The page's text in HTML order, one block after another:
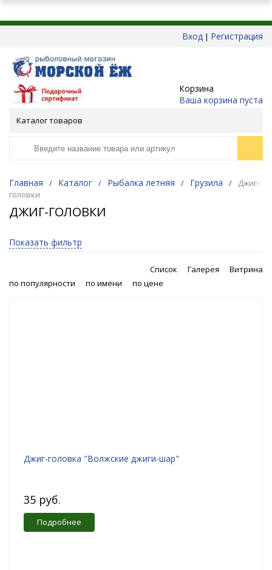
Вход | Регистрация
Корзина
Ваша корзина пуста
Каталог товаров
Главная / Каталог / Рыбалка летняя / Грузила /
Джиг-
головки
ДЖИГ-ГОЛОВКИ
Показать фильтр
Список Галерея
Витрина
по популярности
по имени по цене
Джиг-головка "Волжские джиги-шар"
35 руб.
Подробнее